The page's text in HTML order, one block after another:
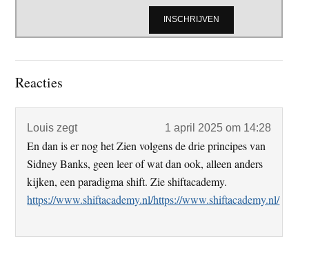
Lees
Reacties
Louis zegt 1 april 2025 om 14:28
En dan is er nog het Zien volgens de drie principes van
Sidney Banks, geen leer of wat dan ook, alleen anders
kijken, een paradigma shift. Zie shiftacademy.
https://www.shiftacademy.nl/https://www.shiftacademy.nl/